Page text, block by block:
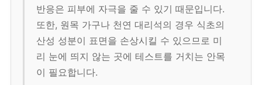
반응은 피부에 자극을 줄 수 있기 때문입니다.
또한, 원목 가구나 천연 대리석의 경우 식초의
산성 성분이 표면을 손상시킬 수 있으므로 미
리 눈에 띄지 않는 곳에 테스트를 거치는 안목
이 필요합니다.